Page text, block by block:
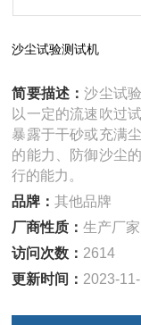
沙尘试验测试机
简要描述：沙尘试
以一定的流速吹过
暴露于干砂或充满
的能力、防御沙尘
行的能力。
品牌：其他品牌
厂商性质：生产厂家
访问次数： 2614
更新时间： 2023-